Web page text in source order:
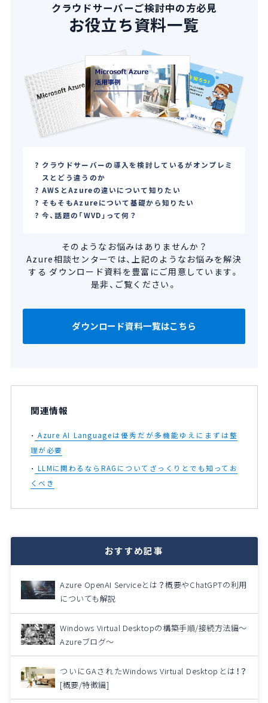
クラウドサーバーご検討中の方必見
お役立ち資料一覧
クラウドサーバーの導入を検討しているがオンプレミ
スとどう違うのか
AWSとAzureの違いについて知りたい
そもそもAzureについて基礎から知りたい
今、話題の「WVD」って何？
そのようなお悩みはありませんか？
Azure相談センターでは、上記のようなお悩みを解決
する ダウンロード資料を豊富にご用意しています。
是非、ご覧ください。
ダウンロード資料一覧はこちら
関連情報
Azure AI Languageは優秀だが多機能ゆえにまずは整
理が必要
LLMに関わるならRAGについてざっくりとでも知ってお
くべき
おすすめ記事
Azure OpenAI Serviceとは？概要やChatGPTの利用
についても解説
Windows Virtual Desktopの構築手順/接続方法編～
Azureブログ～
ついにGAされたWindows Virtual Desktopとは！？
[概要/特徴編]